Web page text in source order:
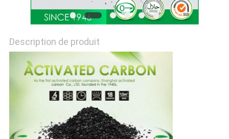
POLICY
Description de produit